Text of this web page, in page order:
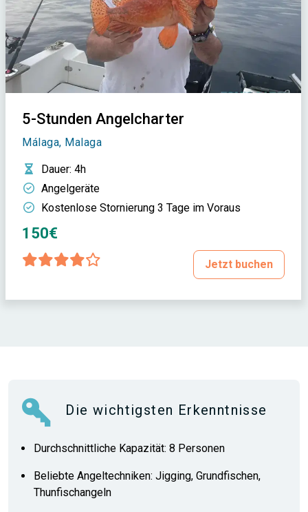
5-Stunden Angelcharter
Málaga, Malaga
Dauer: 4h
Angelgeräte
Kostenlose Stornierung 3 Tage im Voraus
150€
Jetzt buchen
Die wichtigsten Erkenntnisse
Durchschnittliche Kapazität: 8 Personen
Beliebte Angeltechniken: Jigging, Grundfischen,
Thunfischangeln